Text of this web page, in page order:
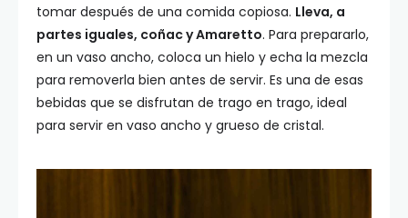
tomar después de una comida copiosa. Lleva, a
partes iguales, coñac y Amaretto. Para prepararlo,
en un vaso ancho, coloca un hielo y echa la mezcla
para removerla bien antes de servir. Es una de esas
bebidas que se disfrutan de trago en trago, ideal
para servir en vaso ancho y grueso de cristal.